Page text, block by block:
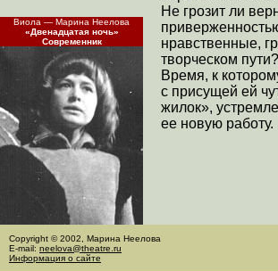
Не грозит ли
нравственные,
творческом
Время, к
с присущей ей
жилок»,
ее новую работу.
Виола — Марина Неелова
«Двенадцатая ночь»
Современник
Copyright © 2002, Марина Неелова
E-mail: neelova@theatre.ru
Информация о сайте